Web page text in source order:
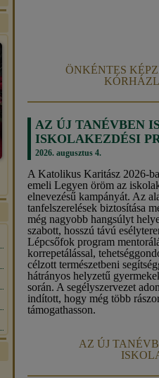
ÖNKÉNTES
AZ ÚJ TANÉVBEN
ISKOLAKEZDÉSI
2026. augusztus 4.
A Katolikus Karitász 2026-
emeli Legyen öröm az
elnevezésű kampányát. Az
tanfelszerelések biztosítása
még nagyobb hangsúlyt
szabott, hosszú távú
Lépcsőfok program
korrepetálással,
célzott természetbeni
hátrányos helyzetű
során. A segélyszervezet
indított, hogy még több
támogathasson.
AZ ÚJ